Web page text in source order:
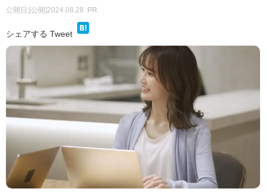
公開日: [公開]2024.08.28 PR
シェアする Tweet